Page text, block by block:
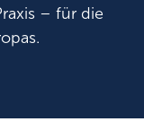
– für die